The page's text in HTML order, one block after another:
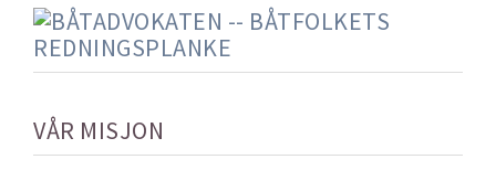
VÅR MISJON